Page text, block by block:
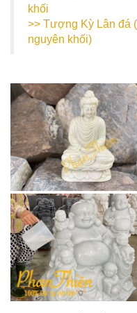
khối
>> Tượng Kỳ Lân đá
nguyên khối)